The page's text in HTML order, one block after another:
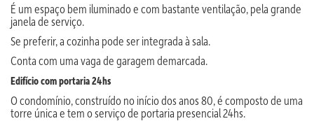
É um espaço bem iluminado e com bastante ventilação, pela grande
janela de serviço.
Se preferir, a cozinha pode ser integrada à sala.
Conta com uma vaga de garagem demarcada.
Edifício com portaria 24hs
O condomínio, construído no início dos anos 80, é composto de uma
torre única e tem o serviço de portaria presencial 24hs.